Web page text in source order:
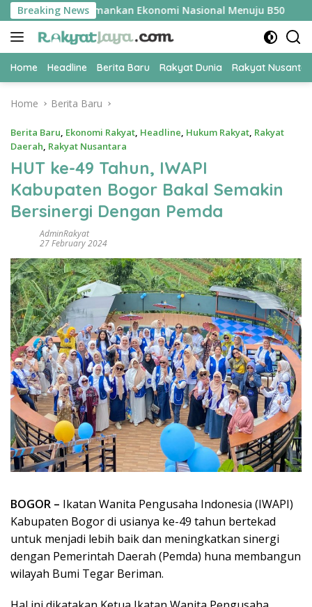
Skip
to
content
Breaking News
Kunci Amankan Ekonomi Nasional Menuju B50
Home Headline Berita Baru Rakyat Dunia Rakyat
Home Berita Baru
Berita Baru, Ekonomi Rakyat, Headline, Hukum Rakyat, Rakyat
Daerah, Rakyat Nusantara
HUT ke-49 Tahun, IWAPI
Kabupaten Bogor Bakal Semakin
Bersinergi Dengan Pemda
AdminRakyat
27 February 2024
BOGOR – Ikatan Wanita Pengusaha Indonesia (IWAPI)
Kabupaten Bogor di usianya ke-49 tahun bertekad
untuk menjadi lebih baik dan meningkatkan sinergi
dengan Pemerintah Daerah (Pemda) huna membangun
wilayah Bumi Tegar Beriman.